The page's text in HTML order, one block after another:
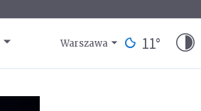
Warszawa 11°